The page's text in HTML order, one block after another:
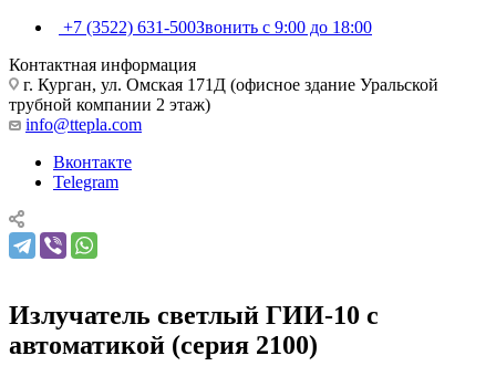
+7 (3522) 631-500Звонить с 9:00 до 18:00
Контактная информация
г. Курган, ул. Омская 171Д (офисное здание Уральской
трубной компании 2 этаж)
info@ttepla.com
Вконтакте
Telegram
Излучатель светлый ГИИ-10 с
автоматикой (серия 2100)